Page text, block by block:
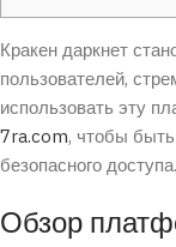
Кракен даркнет
пользователей,
использовать эту
7ra.com, чтобы
безопасного доступа.
Обзор